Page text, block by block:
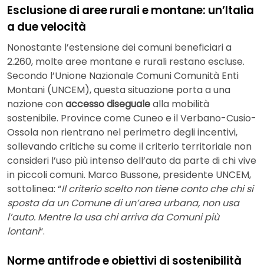
Esclusione di aree rurali e montane: un’Italia
a due velocità
Nonostante l’estensione dei comuni beneficiari a
2.260, molte aree montane e rurali restano escluse.
Secondo l’Unione Nazionale Comuni Comunità Enti
Montani (UNCEM), questa situazione porta a una
nazione conaccesso disegualealla mobilità
sostenibile. Province come Cuneo e il Verbano-Cusio-
Ossola non rientrano nel perimetro degli incentivi,
sollevando critiche su come il criterio territoriale non
consideri l’uso più intenso dell’auto da parte di chi vive
in piccoli comuni. Marco Bussone, presidente UNCEM,
sottolinea: “Il criterio scelto non tiene conto che chi si
sposta da un Comune di un’area urbana, non usa
l’auto. Mentre la usa chi arriva da Comuni più
lontani“.
Norme antifrode e obiettivi di sostenibilità